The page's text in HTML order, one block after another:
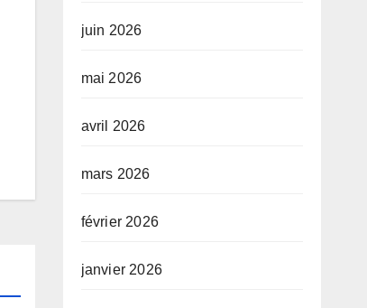
juin 2026
mai 2026
avril 2026
mars 2026
février 2026
janvier 2026